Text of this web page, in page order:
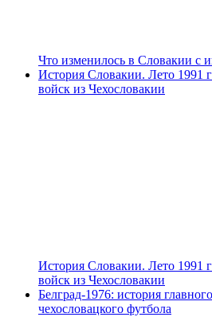
Что изменилось в Словакии с
История Словакии. Лето 1991
войск из Чехословакии
История Словакии. Лето 1991
войск из Чехословакии
Белград-1976: история
чехословацкого футбола